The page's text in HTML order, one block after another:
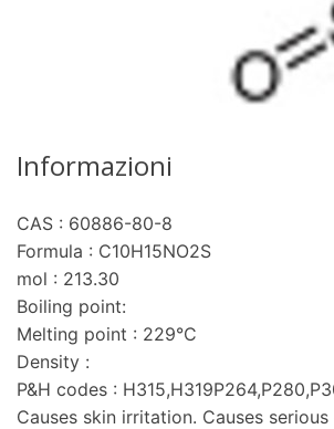
Informazioni
CAS : 60886-80-8
Formula : C10H15NO2S
mol : 213.30
Boiling point:
Melting point : 229°C
Density :
P&H codes :
Causes skin irritation. Causes